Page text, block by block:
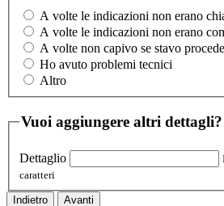
A volte le indicazioni non erano
A volte le indicazioni non erano
A volte non capivo se stavo
Ho avuto problemi tecnici
Altro
Vuoi aggiungere altri dettagli?
Dettaglio
caratteri
Indietro Avanti